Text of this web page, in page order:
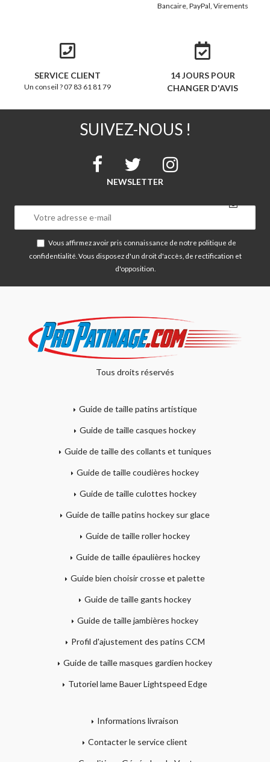
Bancaire, PayPal, Virements
SERVICE CLIENT
Un conseil ? 07 83 61 81 79
14 JOURS POUR
CHANGER D'AVIS
SUIVEZ-NOUS !
NEWSLETTER
Vous affirmez avoir pris connaissance de notre politique de
confidentialité . Vous disposez d'un droit d'accès, de rectification et
d'opposition.
Tous droits réservés
Guide de taille patins artistique
Guide de taille casques hockey
Guide de taille des collants et tuniques
Guide de taille coudières hockey
Guide de taille culottes hockey
Guide de taille patins hockey sur glace
Guide de taille roller hockey
Guide de taille épaulières hockey
Guide bien choisir crosse et palette
Guide de taille gants hockey
Guide de taille jambières hockey
Profil d'ajustement des patins CCM
Guide de taille masques gardien hockey
Tutoriel lame Bauer Lightspeed Edge
Informations livraison
Contacter le service client